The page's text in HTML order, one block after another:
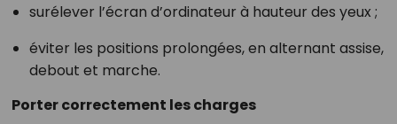
surélever l’écran d’ordinateur à hauteur des yeux ;
éviter les positions prolongées, en alternant assise,
debout et marche.
Porter correctement les charges